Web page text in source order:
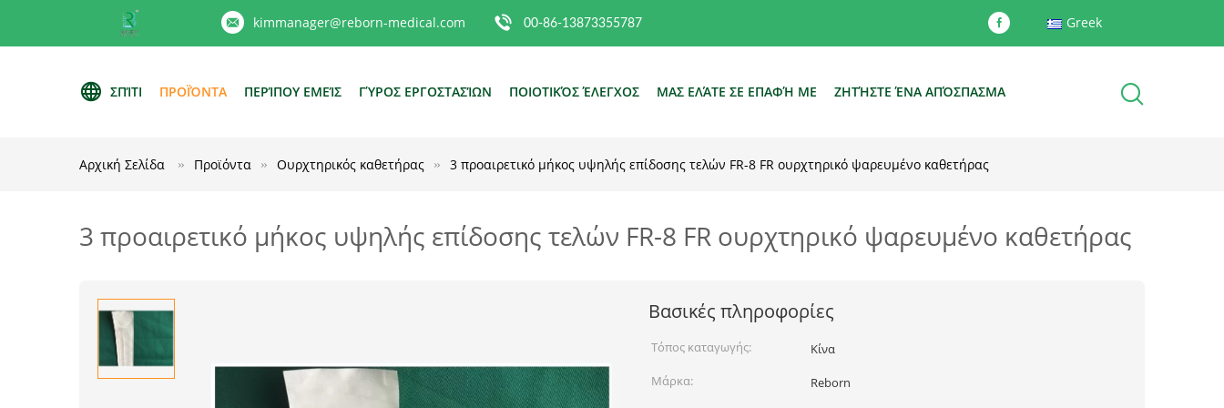
kimmanager@reborn-medical.com 00-86-13873355787 Greek
ΣΠΊΤΙ ΠΡΟΪΌΝΤΑ ΠΕΡΊΠΟΥ ΕΜΕΊΣ ΓΎΡΟΣ ΕΡΓΟΣΤΑΣΊΩΝ ΠΟΙΟΤΙΚΌΣ ΈΛΕΓΧΟΣ ΜΑΣ ΕΛΆΤΕ ΣΕ ΕΠΑΦΉ ΜΕ ΖΗΤΉΣΤΕ ΈΝΑ ΑΠΌΣΠΑΣΜΑ
Αρχική Σελίδα Προϊόντα Ουρχτηρικός καθετήρας 3 προαιρετικό μήκος υψηλής επίδοσης τελών FR-8 FR ουρχτηρικό ψαρευμένο καθετήρας
3 προαιρετικό μήκος υψηλής επίδοσης τελών FR-8 FR ουρχτηρικό ψαρευμένο καθετήρας
Βασικές πληροφορίες
Τόπος καταγωγής:
Κίνα
Μάρκα:
Reborn